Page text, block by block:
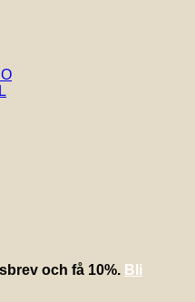
och få 10%. Bli